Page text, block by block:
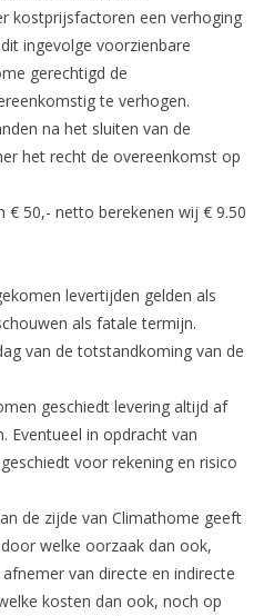
kostprijsfactoren een verhoging
ingevolge voorzienbare
gerechtigd de
te verhogen.
na het sluiten van de
het recht de overeenkomst op
€ 50,- netto berekenen wij € 9.50
levertijden gelden als
als fatale termijn.
van de totstandkoming van de
geschiedt levering altijd af
Eventueel in opdracht van
voor rekening en risico
de zijde van Climathome geeft
welke oorzaak dan ook,
van directe en indirecte
kosten dan ook, noch op